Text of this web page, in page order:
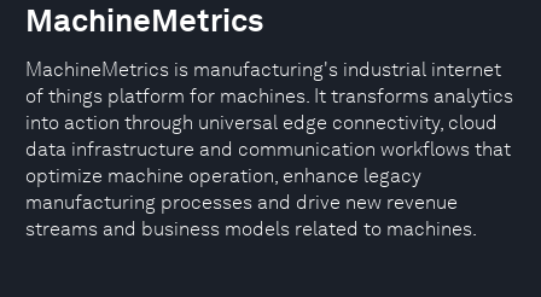
MachineMetrics
MachineMetrics is manufacturing's industrial internet
of things platform for machines. It transforms analytics
into action through universal edge connectivity, cloud
data infrastructure and communication workflows that
optimize machine operation, enhance legacy
manufacturing processes and drive new revenue
streams and business models related to machines.